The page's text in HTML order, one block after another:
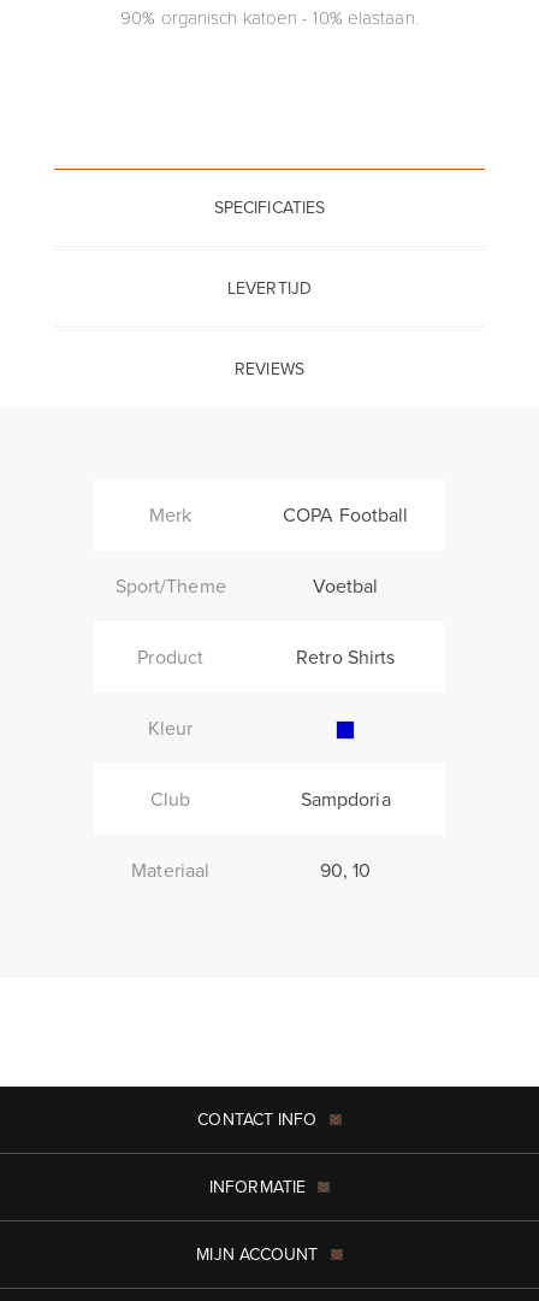
90% organisch katoen - 10% elastaan.
SPECIFICATIES
LEVERTIJD
REVIEWS
Merk COPA Football
Sport/Theme Voetbal
Product Retro Shirts
Kleur
Club Sampdoria
Materiaal 90, 10
CONTACT INFO
INFORMATIE
MIJN ACCOUNT